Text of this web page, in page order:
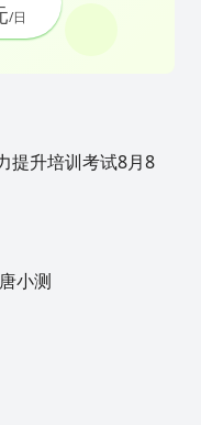
/日
提升培训考试8月8
小测